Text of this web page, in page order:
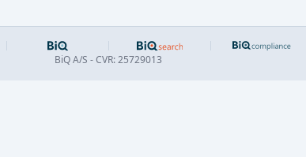
BiQ A/S - CVR: 25729013